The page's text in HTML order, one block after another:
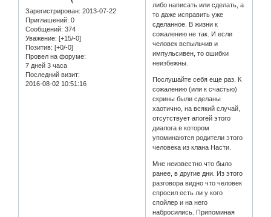
Зарегистрирован: 2013-07-22
Приглашений: 0
Сообщений: 374
Уважение: [+15/-0]
Позитив: [+0/-0]
Провел на форуме:
7 дней 3 часа
Последний визит:
2016-08-02 10:51:16
либо написать или сделать, а
то даже исправить уже
сделанное. В жизни к
сожалению не так. И если
человек вспыльчив и
импульсивен, то ошибки
неизбежны.
Послушайте себя еще раз. К
сожалению (или к счастью)
скрины были сделаны
хаотично, на всякий случай,
отсутствует апогей этого
диалога в котором
упоминаются родители этого
человека из клана Насти.
Мне неизвестно что было
ранее, в другие дни. Из этого
разговора видно что человек
спросил есть ли у кого
спойлер и на него
набросились. Припоминая